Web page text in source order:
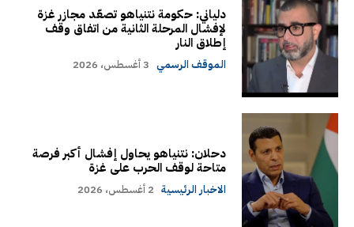
دلياني: حكومة نتنياهو تصعّد مجازر غزة
لإفشال المرحلة الثانية من اتفاق وقف
إطلاق النار
الموقف الرسمي 3 أغسطس، 2026
دحلان: نتنياهو يحاول إفشال أكبر فرصة
متاحة لوقف الحرب على غزة
الاخبار الرئيسية 2 أغسطس، 2026